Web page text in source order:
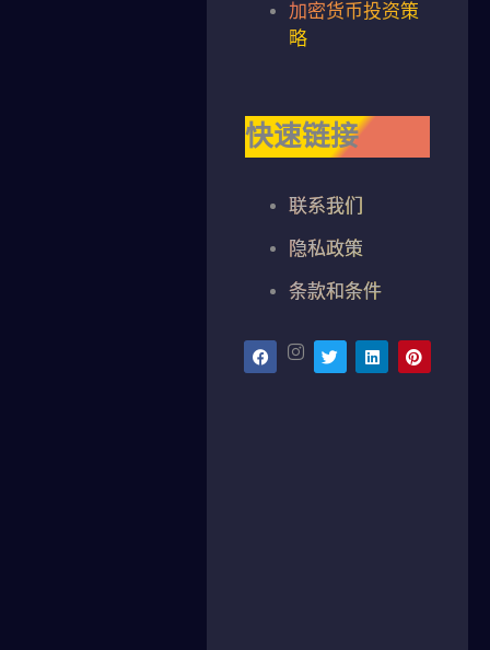
加密货币投资策
略
快速链接
联系我们
隐私政策
条款和条件